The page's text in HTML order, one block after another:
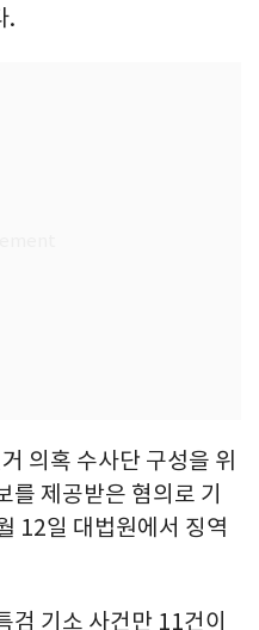
.
의혹 수사단 구성을 위
제공받은 혐의로 기
12일 대법원에서 징역
검 기소 사건만 11건이